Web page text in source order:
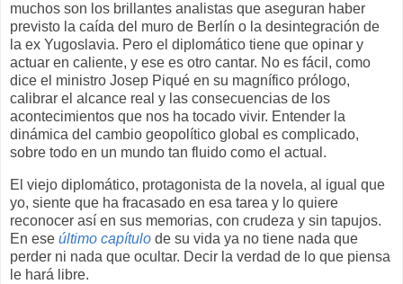
muchos son los brillantes analistas que aseguran haber
previsto la caída del muro de Berlín o la desintegración de
la ex Yugoslavia. Pero el diplomático tiene que opinar y
actuar en caliente, y ese es otro cantar. No es fácil, como
dice el ministro Josep Piqué en su magnífico prólogo,
calibrar el alcance real y las consecuencias de los
acontecimientos que nos ha tocado vivir. Entender la
dinámica del cambio geopolítico global es complicado,
sobre todo en un mundo tan fluido como el actual.
El viejo diplomático, protagonista de la novela, al igual que
yo, siente que ha fracasado en esa tarea y lo quiere
reconocer así en sus memorias, con crudeza y sin tapujos.
En ese último capítulo de su vida ya no tiene nada que
perder ni nada que ocultar. Decir la verdad de lo que piensa
le hará libre.